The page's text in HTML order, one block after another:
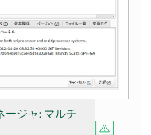
ージャ: マルチ